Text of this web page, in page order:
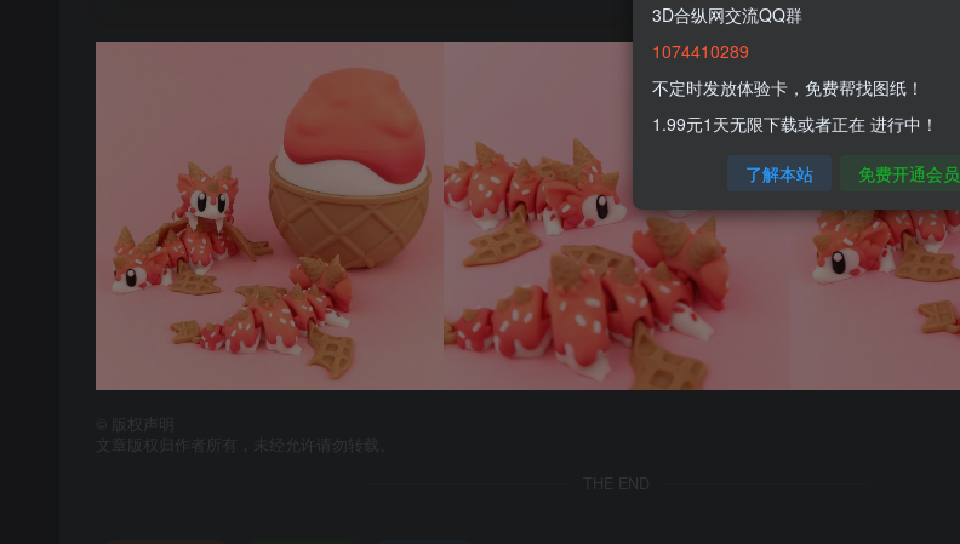
版权声明
文章版权归作者所有，未经允许请勿转载。
THE END
3D合纵网交流QQ群
1074410289
不定时发放体验卡，免费帮找图纸！
1.99元1天无限下载或者正在 进行中！
了解本站 免费开通会员